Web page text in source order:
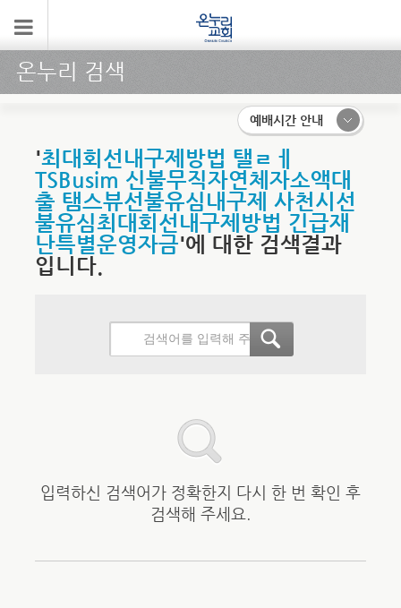
온누리 검색
예배시간 안내
'최대회선내구제방법 탤ㄹㅔ
TSBusim 신불무직자연체자소액대
출 탬스뷰선불유심내구제 사천시선
불유심최대회선내구제방법 긴급재
난특별운영자금'에 대한 검색결과
입니다.
입력하신 검색어가 정확한지 다시 한 번 확인 후
검색해 주세요.